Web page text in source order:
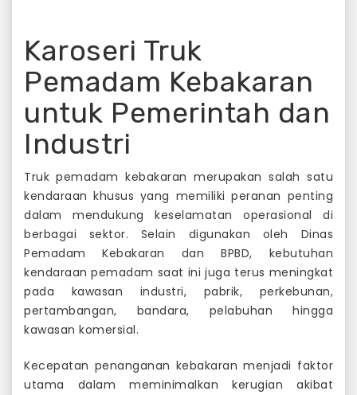
Karoseri Truk
Pemadam Kebakaran
untuk Pemerintah dan
Industri
Truk pemadam kebakaran merupakan salah satu
kendaraan khusus yang memiliki peranan penting
dalam mendukung keselamatan operasional di
berbagai sektor. Selain digunakan oleh Dinas
Pemadam Kebakaran dan BPBD, kebutuhan
kendaraan pemadam saat ini juga terus meningkat
pada kawasan industri, pabrik, perkebunan,
pertambangan, bandara, pelabuhan hingga
kawasan komersial.
Kecepatan penanganan kebakaran menjadi faktor
utama dalam meminimalkan kerugian akibat